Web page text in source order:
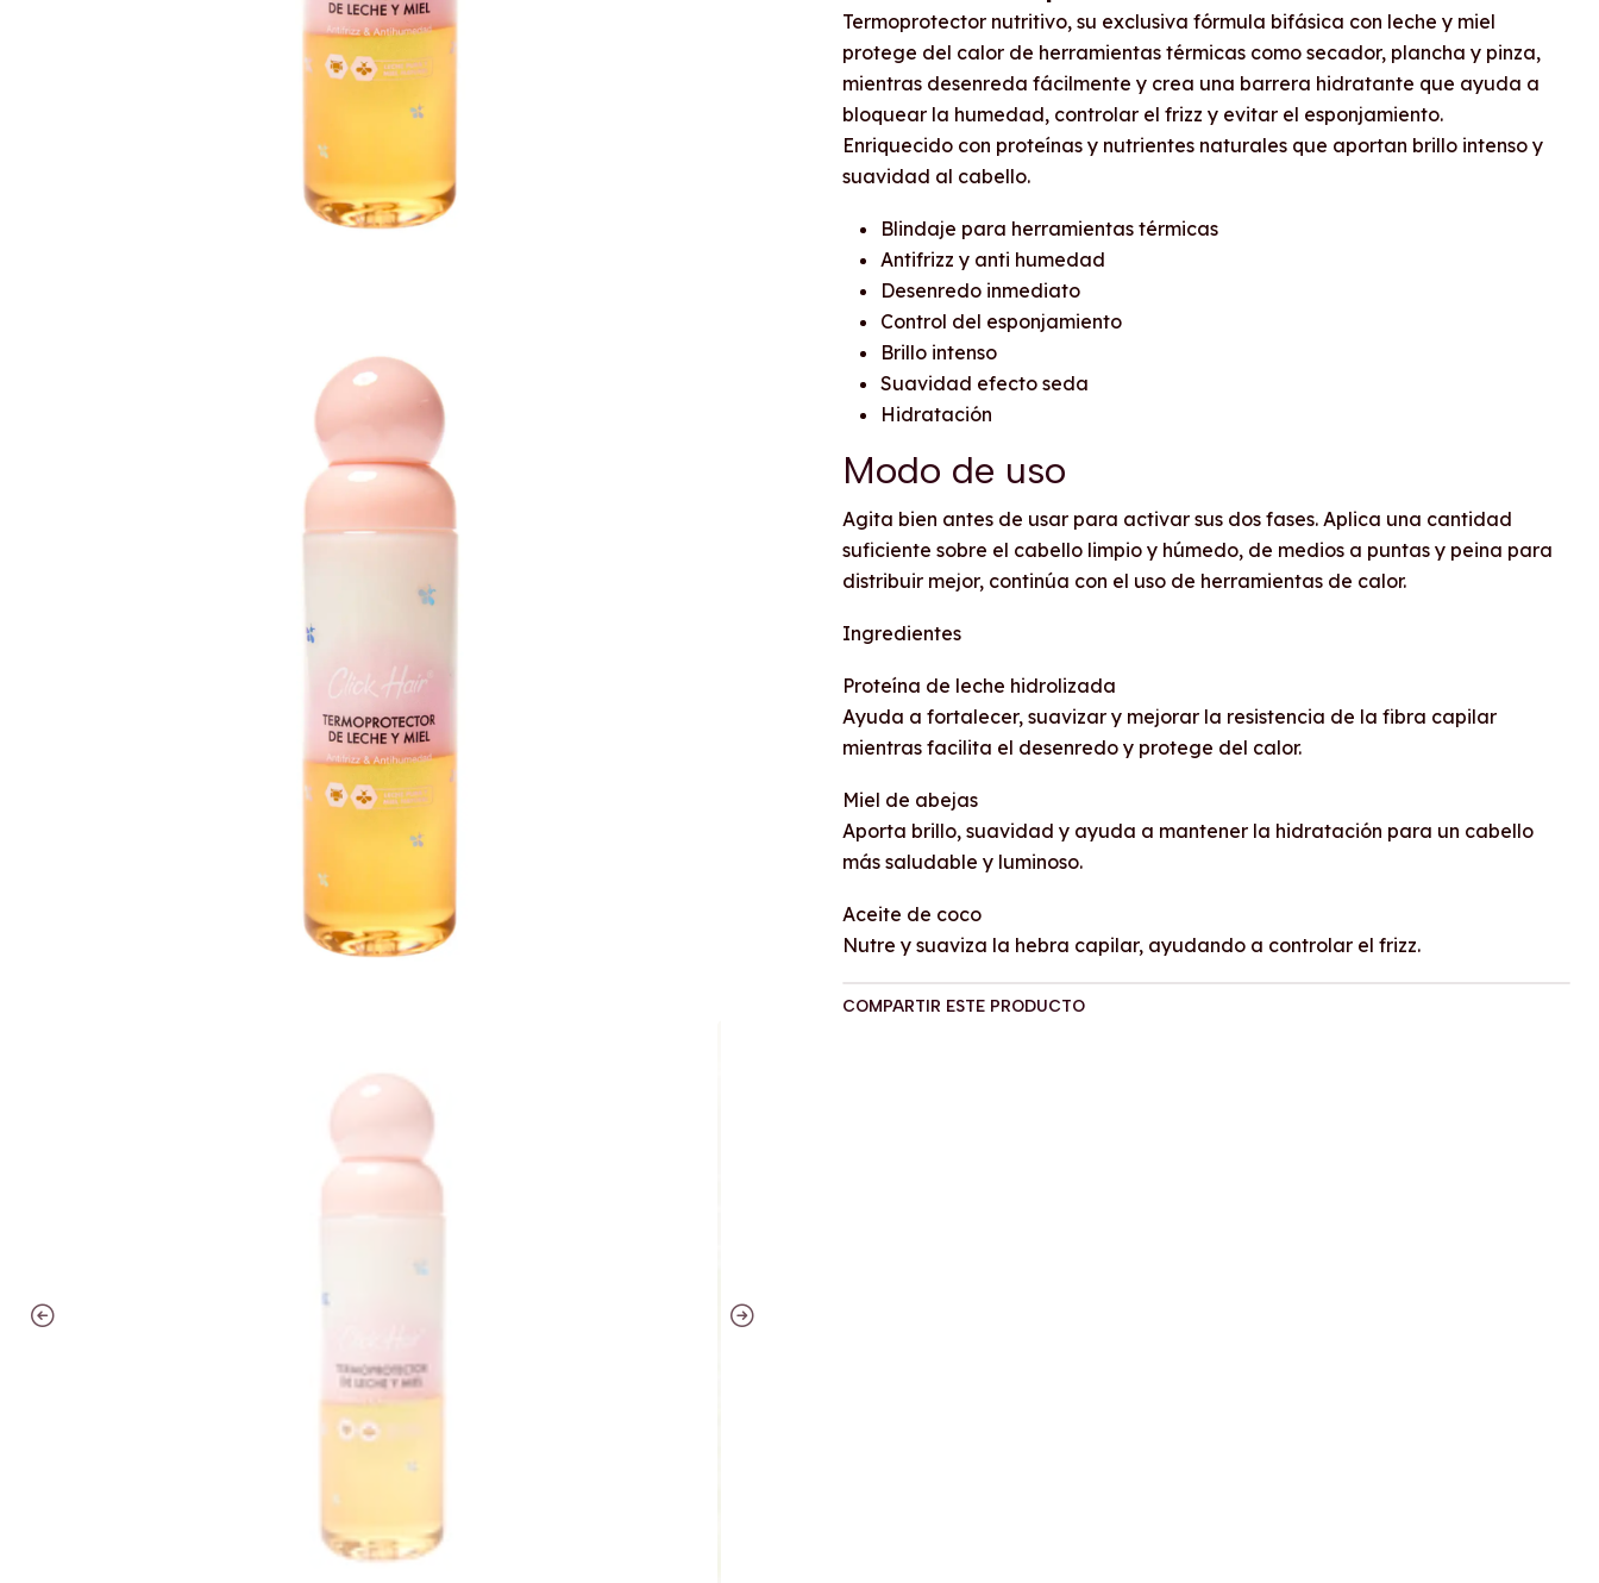
Termoprotector nutritivo, su exclusiva fórmula bifásica con leche y miel
protege del calor de herramientas térmicas como secador, plancha y pinza,
mientras desenreda fácilmente y crea una barrera hidratante que ayuda a
bloquear la humedad, controlar el frizz y evitar el esponjamiento.
Enriquecido con proteínas y nutrientes naturales que aportan brillo intenso y
suavidad al cabello.
Blindaje para herramientas térmicas
Antifrizz y anti humedad
Desenredo inmediato
Control del esponjamiento
Brillo intenso
Suavidad efecto seda
Hidratación
Modo de uso
Agita bien antes de usar para activar sus dos fases. Aplica una cantidad
suficiente sobre el cabello limpio y húmedo, de medios a puntas y peina para
distribuir mejor, continúa con el uso de herramientas de calor.
Ingredientes
Proteína de leche hidrolizada
Ayuda a fortalecer, suavizar y mejorar la resistencia de la fibra capilar
mientras facilita el desenredo y protege del calor.
Miel de abejas
Aporta brillo, suavidad y ayuda a mantener la hidratación para un cabello
más saludable y luminoso.
Aceite de coco
Nutre y suaviza la hebra capilar, ayudando a controlar el frizz.
COMPARTIR ESTE PRODUCTO